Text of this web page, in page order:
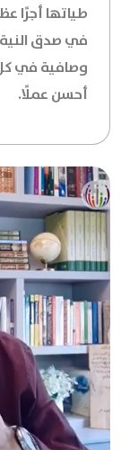
طياتها أجرًا
في صدق النية
وصافية في كل
أحسن عملًا.